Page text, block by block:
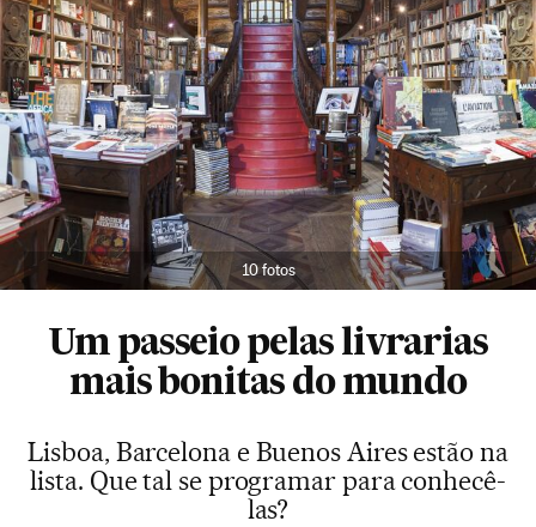
10 fotos
Um passeio pelas livrarias
mais bonitas do mundo
Lisboa, Barcelona e Buenos Aires estão na
lista. Que tal se programar para conhecê-
las?